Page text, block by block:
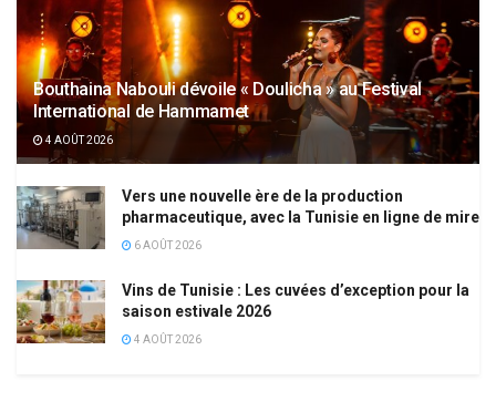
Bouthaina Nabouli dévoile « Doulicha » au Festival
International de Hammamet
4 AOÛT 2026
Vers une nouvelle ère de la production
pharmaceutique, avec la Tunisie en ligne de mire
6 AOÛT 2026
Vins de Tunisie : Les cuvées d’exception pour la
saison estivale 2026
4 AOÛT 2026